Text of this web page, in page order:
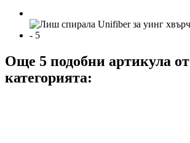
Още 5 подобни артикула от
категорията: